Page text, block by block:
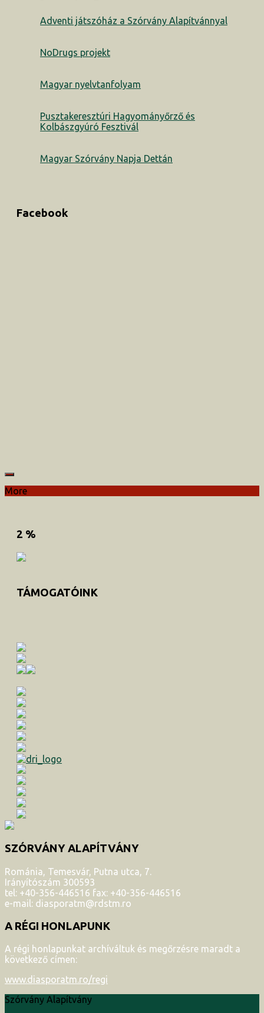
Adventi játszóház a Szórvány Alapítvánnyal
NoDrugs projekt
Magyar nyelvtanfolyam
Pusztakeresztúri Hagyományőrző és
Kolbászgyúró Fesztivál
Magyar Szórvány Napja Dettán
Facebook
More
2 %
TÁMOGATÓINK
SZÓRVÁNY ALAPÍTVÁNY
Románia, Temesvár, Putna utca, 7.
Irányítószám 300593
tel: +40-356-446516 fax: +40-356-446516
e-mail: diasporatm@rdstm.ro
A RÉGI HONLAPUNK
A régi honlapunkat archíváltuk és megőrzésre maradt a
következő címen:
www.diasporatm.ro/regi
Szórvány Alapítvány